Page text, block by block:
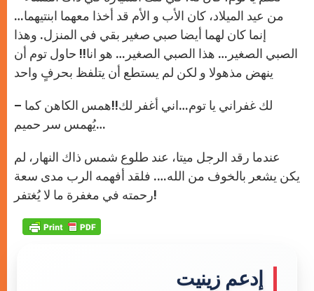
من عيد الميلاد، كان الأب و الأم قد أخذا معهما ابنتيهما…
إنما كان لهما أيضا صبي صغير بقي في المنزل. وهذا
الصبي الصغير… هذا الصبي الصغير… هو انا!! حاول توم أن
ينهض مذهولا و لكن لم يستطع أن يتلفظ بحرفٍ واحد
– لك غفراني يا توم…اني أغفر لك!!همس الكاهن كما
يُهمس سر حميم…
عندما رقد الرجل ميتا، عند طلوع شمس ذاك النهار، لم
يكن يشعر بالخوف من الله…. فلقد أفهمه الرب مدى سعة
رحمته في مغفرة ما لا يُغتفر!
إدعم زينيت